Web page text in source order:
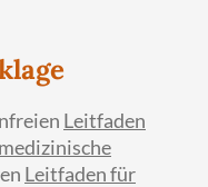
Leitfaden
Leitfaden für